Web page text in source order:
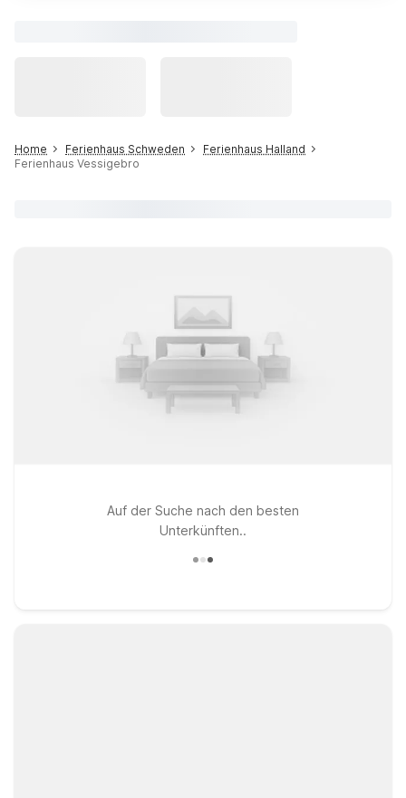
Home Ferienhaus Schweden
Ferienhaus Halland
Ferienhaus Vessigebro
Auf der Suche nach den besten
Unterkünften..